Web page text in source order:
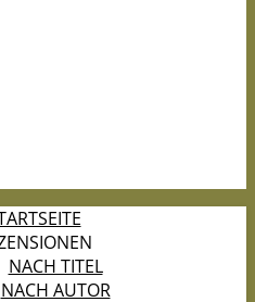
NACH TITEL
NACH AUTOR